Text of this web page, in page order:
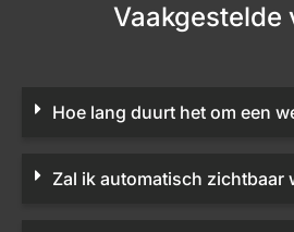
Vaakgestelde
Hoe lang duurt het om een
Zal ik automatisch zichtbaar